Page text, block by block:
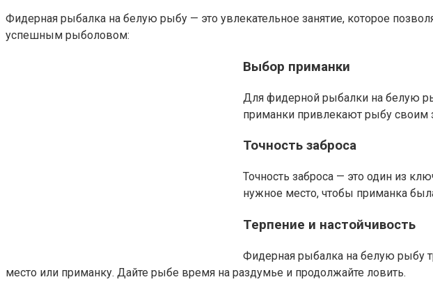
Фидерная рыбалка на белую рыбу — это увлекательное занятие, которое
успешным рыболовом:
Выбор приманки
Для фидерной рыбалки на белую
приманки привлекают рыбу своим
Точность заброса
Точность заброса — это один из
нужное место, чтобы приманка
Терпение и настойчивость
Фидерная рыбалка на белую рыбу
место или приманку. Дайте рыбе время на раздумье и продолжайте ловить.